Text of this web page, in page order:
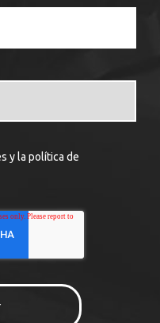
y la política de